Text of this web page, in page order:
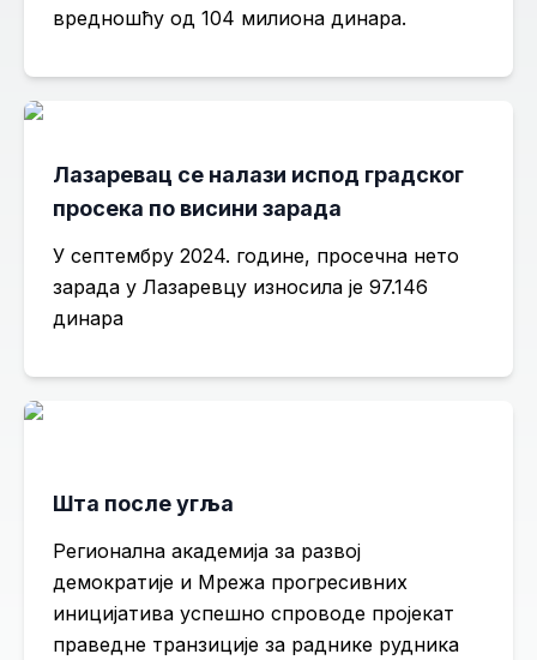
вредношћу од 104 милиона динара.
Лазаревац се налази испод градског
просека по висини зарада
У септембру 2024. године, просечна нето
зарада у Лазаревцу износила је 97.146
динара
Шта после угља
Регионална академија за развој
демократије и Мрежа прогресивних
иницијатива успешно спроводе пројекат
праведне транзиције за раднике рудника